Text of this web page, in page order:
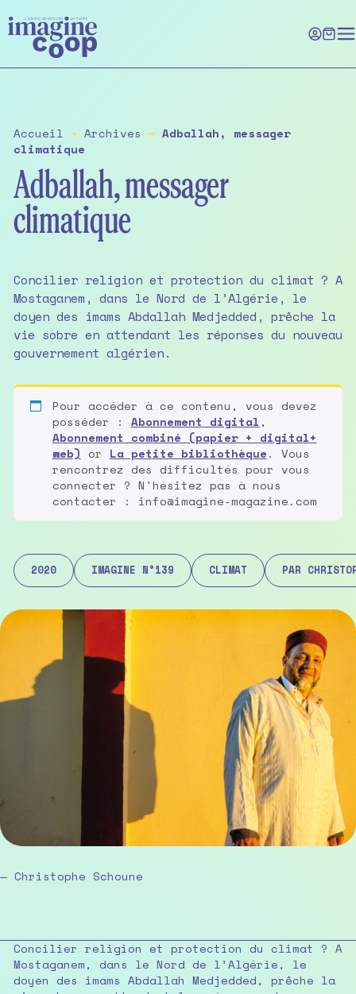
to
the
content
Accueil ➔ Archives ➔ Adballah, messager
climatique
Adballah, messager
climatique
Concilier religion et protection du climat ? A
Mostaganem, dans le Nord de l’Algérie, le
doyen des imams Abdallah Medjedded, prêche la
vie sobre en attendant les réponses du nouveau
gouvernement algérien.
Pour accéder à ce contenu, vous devez
posséder : Abonnement digital ,
Abonnement combiné (papier + digital+
web) or La petite bibliothèque. Vous
rencontrez des difficultés pour vous
connecter ? N'hésitez pas à nous
contacter : info@imagine-magazine.com
2020 IMAGINE N°139 CLIMAT PAR
— Christophe Schoune
Concilier religion et protection du climat ? A
Mostaganem, dans le Nord de l’Algérie, le
doyen des imams Abdallah Medjedded, prêche la